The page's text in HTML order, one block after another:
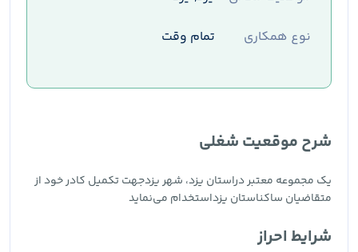
نوع همکاری
تمام وقت
شرح موقعیت شغلی
یک مجموعه معتبر دراستان یزد، شهر یزدجهت تکمیل کادر خود از
متقاضیان ساکناستان یزداستخدام می‌نماید
شرایط احراز